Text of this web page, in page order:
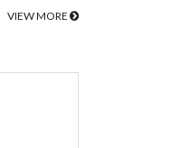
VIEW MORE